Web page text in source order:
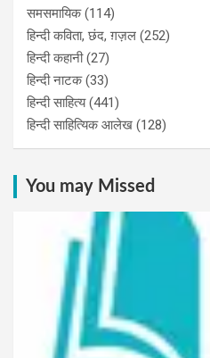
समसमायिक(114)
हिन्दी कविता, छंद, ग़ज़ल (252)
हिन्दी कहानी(27)
हिन्‍दी नाटक(33)
हिन्दी साहित्य(441)
हिन्दी साहित्यिक आलेख (128)
You may Missed